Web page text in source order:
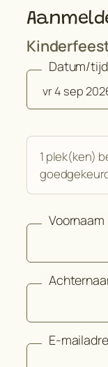
Datum/tijd
1 plek(ken)
Voornaam
E-